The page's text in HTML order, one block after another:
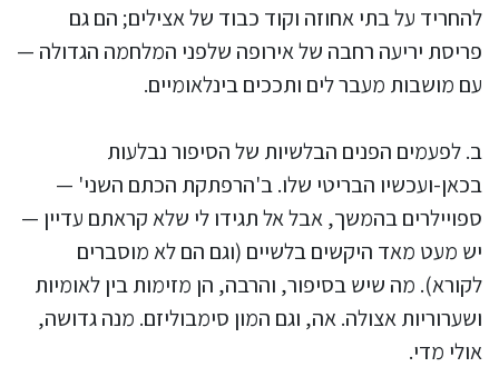
להחריד על בתי אחוזה וקוד כבוד של אצילים; הם גם
פריסת יריעה רחבה של אירופה שלפני המלחמה הגדולה —
עם מושבות מעבר לים ותככים בינלאומיים.
ב. לפעמים הפנים הבלשיות של הסיפור נבלעות
בכאן-ועכשיו הבריטי שלו. ב'הרפתקת הכתם השני' —
ספויילרים בהמשך, אבל אל תגידו לי שלא קראתם עדיין —
יש מעט מאד היקשים בלשיים (וגם הם לא מוסברים
לקורא). מה שיש בסיפור, והרבה, הן מזימות בין לאומיות
ושערוריות אצולה. אה, וגם המון סימבוליזם. מנה גדושה,
אולי מדי.